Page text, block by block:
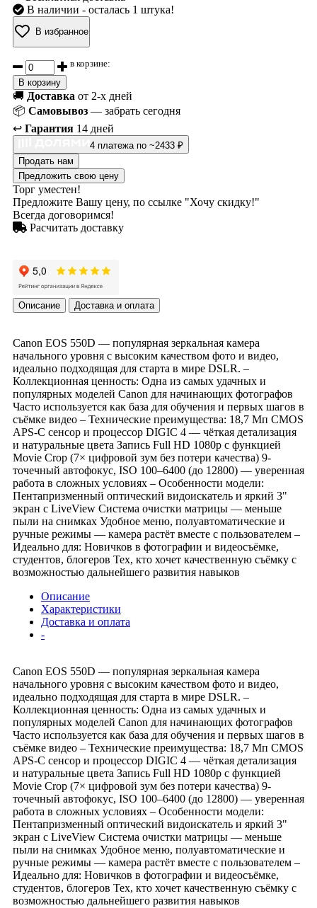
В наличии - осталась 1 штука!
В избранное
в корзине:
В корзину
🚚 Доставка от 2-х дней
📦 Самовывоз — забрать сегодня
↩️ Гарантия 14 дней
4 платежа по ~2433 ₽
Продать нам
Предложить свою цену
Торг уместен!
Предложите Вашу цену, по ссылке "Хочу скидку!"
Всегда договоримся!
Расчитать доставку
Описание Доставка и оплата
Canon EOS 550D — популярная зеркальная камера
начального уровня с высоким качеством фото и видео,
идеально подходящая для старта в мире DSLR. –
Коллекционная ценность: Одна из самых удачных и
популярных моделей Canon для начинающих фотографов
Часто используется как база для обучения и первых шагов в
съёмке видео – Технические преимущества: 18,7 Мп CMOS
APS-C сенсор и процессор DIGIC 4 — чёткая детализация
и натуральные цвета Запись Full HD 1080p с функцией
Movie Crop (7× цифровой зум без потери качества) 9-
точечный автофокус, ISO 100–6400 (до 12800) — уверенная
работа в сложных условиях – Особенности модели:
Пентапризменный оптический видоискатель и яркий 3"
экран с LiveView Система очистки матрицы — меньше
пыли на снимках Удобное меню, полуавтоматические и
ручные режимы — камера растёт вместе с пользователем –
Идеально для: Новичков в фотографии и видеосъёмке,
студентов, блогеров Тех, кто хочет качественную съёмку с
возможностью дальнейшего развития навыков
Описание
Характеристики
Доставка и оплата
-
Canon EOS 550D — популярная зеркальная камера
начального уровня с высоким качеством фото и видео,
идеально подходящая для старта в мире DSLR. –
Коллекционная ценность: Одна из самых удачных и
популярных моделей Canon для начинающих фотографов
Часто используется как база для обучения и первых шагов в
съёмке видео – Технические преимущества: 18,7 Мп CMOS
APS-C сенсор и процессор DIGIC 4 — чёткая детализация
и натуральные цвета Запись Full HD 1080p с функцией
Movie Crop (7× цифровой зум без потери качества) 9-
точечный автофокус, ISO 100–6400 (до 12800) — уверенная
работа в сложных условиях – Особенности модели:
Пентапризменный оптический видоискатель и яркий 3"
экран с LiveView Система очистки матрицы — меньше
пыли на снимках Удобное меню, полуавтоматические и
ручные режимы — камера растёт вместе с пользователем –
Идеально для: Новичков в фотографии и видеосъёмке,
студентов, блогеров Тех, кто хочет качественную съёмку с
возможностью дальнейшего развития навыков